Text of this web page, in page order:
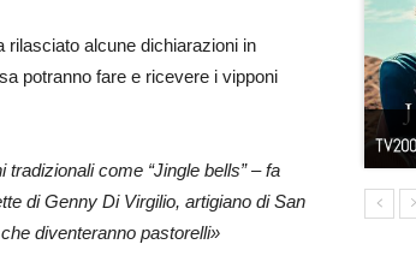
rilasciato alcune dichiarazioni in
potranno fare e ricevere i vipponi
come “Jingle bells” – fa
di Genny Di Virgilio, artigiano di San
diventeranno pastorelli»